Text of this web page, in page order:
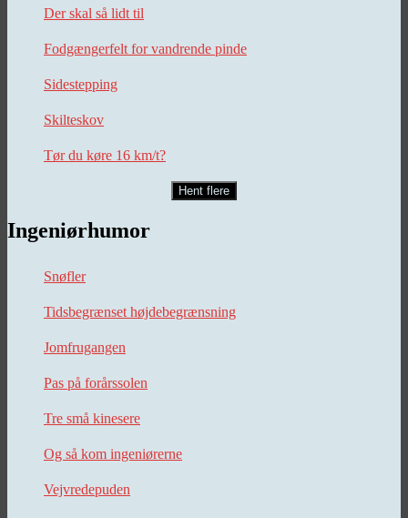
Der skal så lidt til
Fodgængerfelt for vandrende pinde
Sidestepping
Skilteskov
Tør du køre 16 km/t?
Hent flere
Ingeniørhumor
Snøfler
Tidsbegrænset højdebegrænsning
Jomfrugangen
Pas på forårssolen
Tre små kinesere
Og så kom ingeniørerne
Vejvredepuden